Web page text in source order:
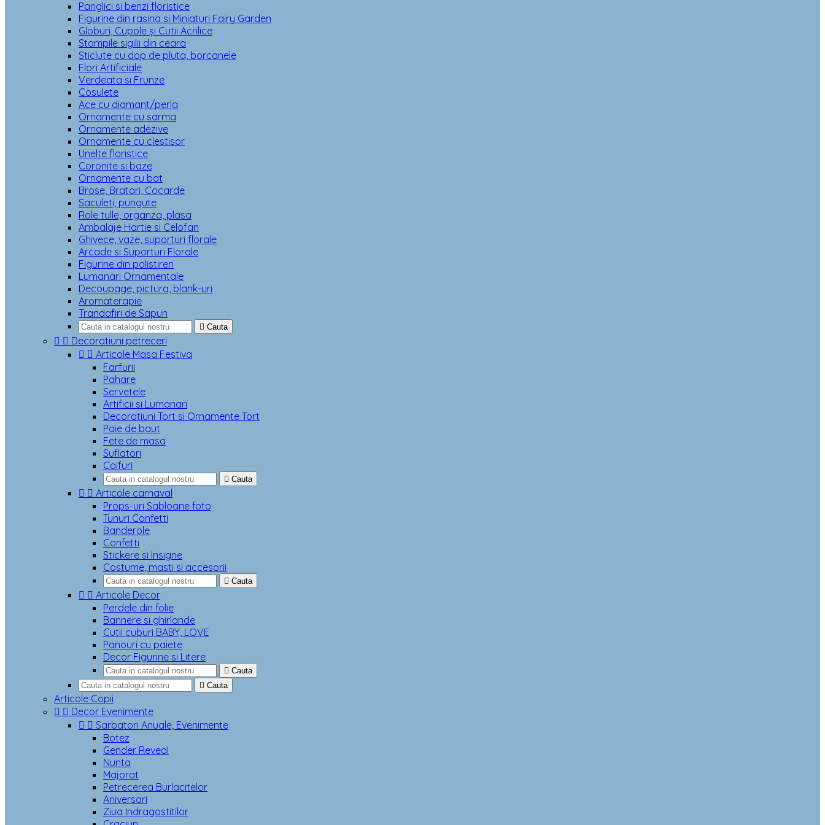
Panglici si benzi floristice
Figurine din rasina si Miniaturi Fairy Garden
Globuri, Cupole și Cutii Acrilice
Stampile sigilii din ceara
Sticlute cu dop de pluta, borcanele
Flori Artificiale
Verdeata si Frunze
Cosulete
Ace cu diamant/perla
Ornamente cu sarma
Ornamente adezive
Ornamente cu clestisor
Unelte floristice
Coronite si baze
Ornamente cu bat
Brose, Bratari, Cocarde
Saculeti, pungute
Role tulle, organza, plasa
Ambalaje Hartie si Celofan
Ghivece, vaze, suporturi florale
Arcade si Suporturi Florale
Figurine din polistiren
Lumanari Ornamentale
Decoupage, pictura, blank-uri
Aromaterapie
Trandafiri de Sapun
 Cauta
  Decoratiuni petreceri
  Articole Masa Festiva
Farfurii
Pahare
Servetele
Artificii si Lumanari
Decoratiuni Tort si Ornamente Tort
Paie de baut
Fete de masa
Suflatori
Coifuri
 Cauta
  Articole carnaval
Props-uri Sabloane foto
Tunuri Confetti
Banderole
Confetti
Stickere si Insigne
Costume, masti si accesorii
 Cauta
  Articole Decor
Perdele din folie
Bannere si ghirlande
Cutii cuburi BABY, LOVE
Panouri cu paiete
Decor Figurine si Litere
 Cauta
 Cauta
Articole Copii
  Decor Evenimente
  Sarbatori Anuale, Evenimente
Botez
Gender Reveal
Nunta
Majorat
Petrecerea Burlacitelor
Aniversari
Ziua Indragostitilor